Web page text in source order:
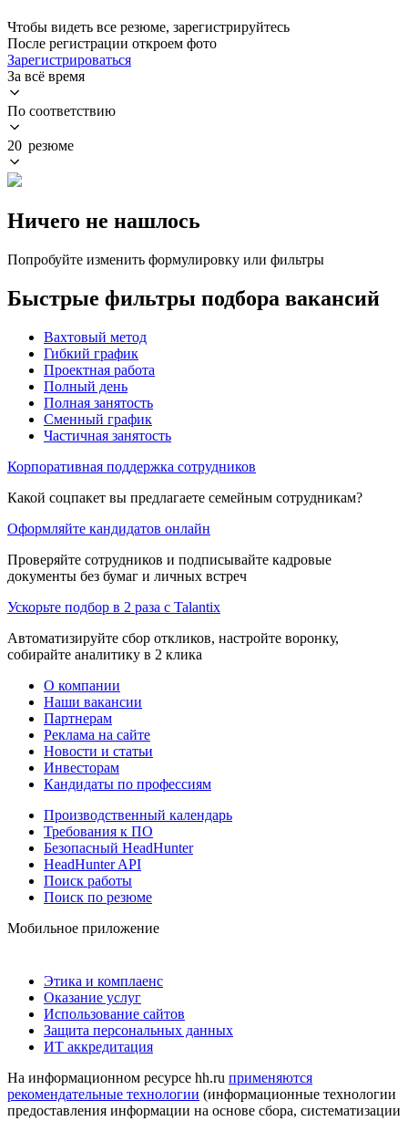
Чтобы видеть все резюме, зарегистрируйтесь
После регистрации откроем фото
Зарегистрироваться
За всё время
По соответствию
20 резюме
Ничего не нашлось
Попробуйте изменить формулировку или фильтры
Быстрые фильтры подбора вакансий
Вахтовый метод
Гибкий график
Проектная работа
Полный день
Полная занятость
Сменный график
Частичная занятость
Корпоративная поддержка сотрудников
Какой соцпакет вы предлагаете семейным сотрудникам?
Оформляйте кандидатов онлайн
Проверяйте сотрудников и подписывайте кадровые
документы без бумаг и личных встреч
Ускорьте подбор в 2 раза с Talantix
Автоматизируйте сбор откликов, настройте воронку,
собирайте аналитику в 2 клика
О компании
Наши вакансии
Партнерам
Реклама на сайте
Новости и статьи
Инвесторам
Кандидаты по профессиям
Производственный календарь
Требования к ПО
Безопасный HeadHunter
HeadHunter API
Поиск работы
Поиск по резюме
Мобильное приложение
Этика и комплаенс
Оказание услуг
Использование сайтов
Защита персональных данных
ИТ аккредитация
На информационном ресурсе hh.ru применяются
рекомендательные технологии (информационные технологии
предоставления информации на основе сбора, систематизации